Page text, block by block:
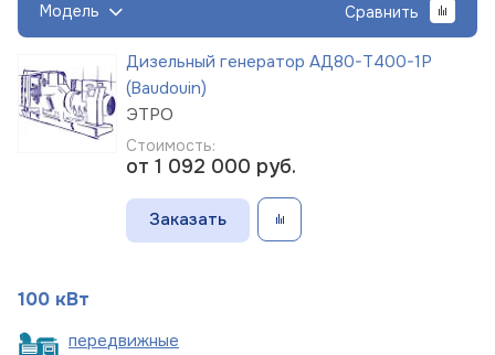
Модель Сравнить
Дизельный генератор АД80-Т400-1Р
(Baudouin)
ЭТРО
Стоимость:
от 1 092 000 руб.
Заказать
100 кВт
передвижные